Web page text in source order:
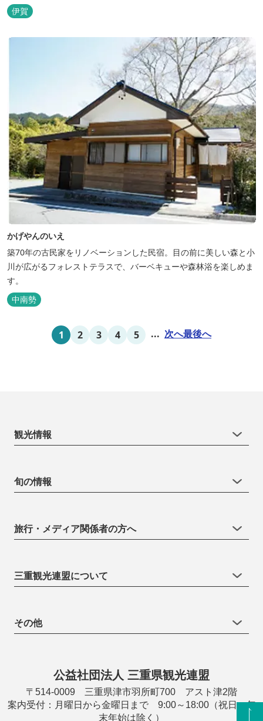
利用できるキャンプ場も併設されています。 川沿いには島ヶ原温泉
やぶっちゃに至る「川辺の道」があり、旧岩倉水力発電所跡の水路
遺構を見ることができたり、春は桜、秋は紅葉の名所として楽しめ
伊賀
かげやんのいえ
築70年の古民家をリノベーションした民宿。目の前に美しい森と小
川が広がるフォレストテラスで、バーベキューや森林浴を楽しめま
す。
中南勢
1 2 3 4 5 ... 次へ最後へ
観光情報
旬の情報
旅行・メディア関係者の方へ
三重観光連盟について
その他
公益社団法人 三重県観光連盟
〒514-0009 三重県津市羽所町700 アスト津2階
案内受付：月曜日から金曜日まで 9:00～18:00（祝日・年
末年始は除く）